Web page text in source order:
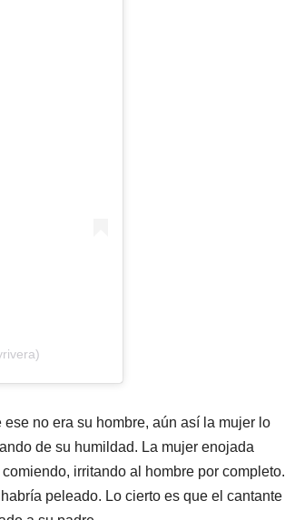
no era su hombre, aún así la mujer lo
de su humildad. La mujer enojada
irritando al hombre por completo.
peleado. Lo cierto es que el cantante